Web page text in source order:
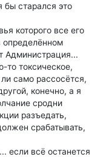
бы старался это
которого все его
Администрация...
то токсическое,
само рассосётся,
конечно, а я
сродни
разъедать,
срабатывать,
если всё останется